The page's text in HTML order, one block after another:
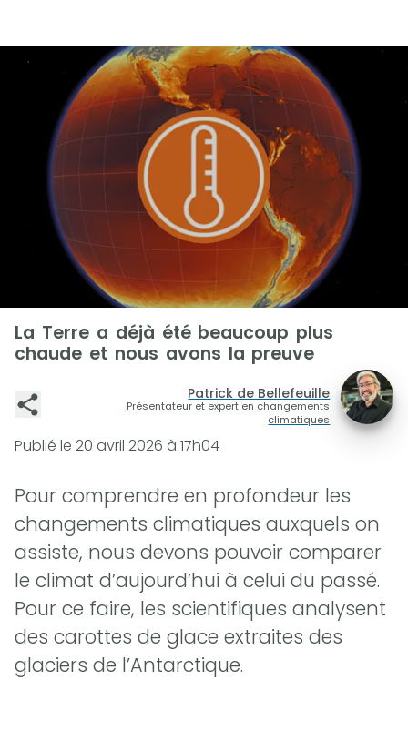
La Terre a déjà été beaucoup plus
chaude et nous avons la preuve
Patrick de Bellefeuille
Présentateur et expert en changements
climatiques
Publié le 20 avril 2026 à 17h04
Pour comprendre en profondeur les
changements climatiques auxquels on
assiste, nous devons pouvoir comparer
le climat d’aujourd’hui à celui du passé.
Pour ce faire, les scientifiques analysent
des carottes de glace extraites des
glaciers de l’Antarctique.